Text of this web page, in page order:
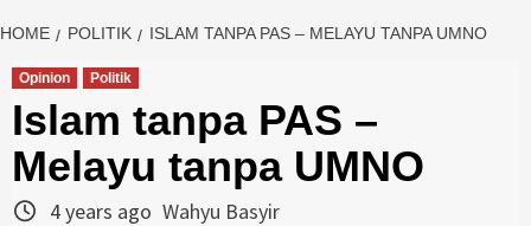
HOME POLITIK ISLAM TANPA PAS – MELAYU TANPA UMNO
Opinion Politik
Islam tanpa PAS –
Melayu tanpa UMNO
4 years ago Wahyu Basyir